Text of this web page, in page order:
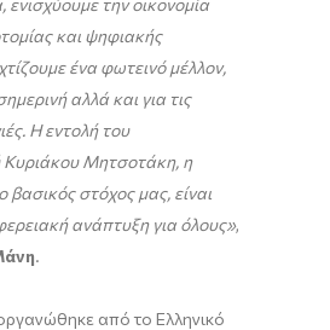
και ψηφιακής
ένα φωτεινό μέλλον,
αλλά και για τις
Η εντολή του
Μητσοτάκη, η
βασικός στόχος μας, είναι
ανάπτυξη για όλους»,
.
από το Ελληνικό